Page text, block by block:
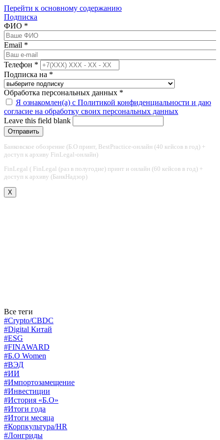
Перейти к основному содержанию
Подписка
ФИО *
Email *
Телефон *
Подписка на *
Обработка персональных данных *
Я ознакомлен(а) с Политикой конфиденциальности и даю
согласие на обработку своих персональных данных
Leave this field blank
Банковское обозрение (Б.О принт, BestPractice-онлайн (40 кейсов в год) +
доступ к архиву FinLegal-онлайн)
FinLegal ( FinLegal (раз в полугодие) принт и онлайн (60 кейсов в год) +
доступ к архиву (БанкНадзор)
X
Все теги
#Crypto/CBDC
#Digital Китай
#ESG
#FINAWARD
#Б.О Women
#ВЭД
#ИИ
#Импортозамещение
#Инвестиции
#История «Б.О»
#Итоги года
#Итоги месяца
#Корпкультура/HR
#Лонгриды